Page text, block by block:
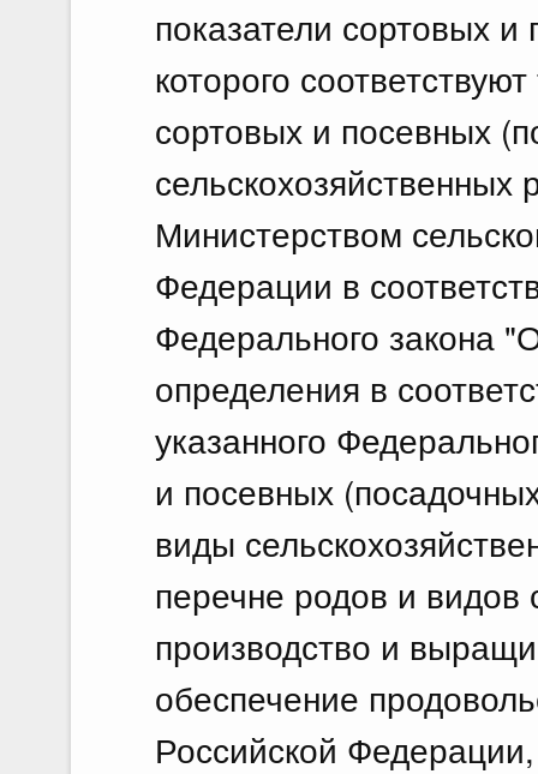
показатели сортовых
которого
сортовых и посевных
Министерством
Федерации в
Федерального закона
определения в
указанного
и посевных
виды
перечне родов и видов
производство и
обеспечение
Российской